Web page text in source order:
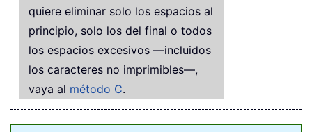
quiere eliminar solo los espacios al
principio, solo los del final o todos
los espacios excesivos —incluidos
los caracteres no imprimibles—,
vaya al método C.